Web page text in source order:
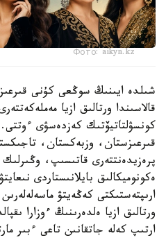
Фото: aikyn.kz
شىلدە ايىنىڭ سوڭعى كۇنى
قالاسىندا ورتالىق ازيا
كونسۋلتاتيۆتىك كەزدەسۋى ءوتتى.
قىرعىزستان، وزبەكستان،
پرەزيدەنتتەرى قاتىسىپ، وڭىرلىك
ەكونوميكالىق بايلانىستاردى
ارىپتەستىكتى كەڭەيتۋ
ورتالىق ازيا ەلدەرىنىڭ ءوزارا
ارتىپ كەلە جاتقانىن تاعى ءبىر